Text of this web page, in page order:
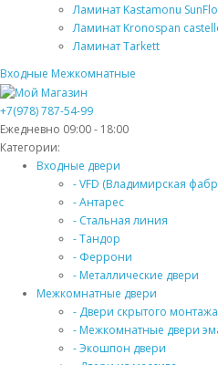
Ламинат Kastamonu
Ламинат Kronospan
Ламинат Tarkett
Входные Межкомнатные
+7(978) 787-54-99
Ежедневно 09:00 - 18:00
Категории:
Входные двери
- VFD (Владимирская
- Антарес
- Стальная линия
- Тандор
- Феррони
- Металлические двери
Межкомнатные двери
- Двери скрытого монтажа
- Межкомнатные двери
- Экошпон двери